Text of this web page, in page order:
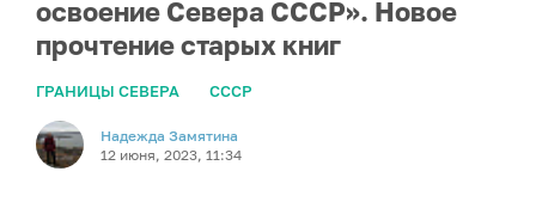
освоение Севера СССР». Новое
прочтение старых книг
ГРАНИЦЫ СЕВЕРА СССР
Надежда Замятина
12 июня, 2023, 11:34